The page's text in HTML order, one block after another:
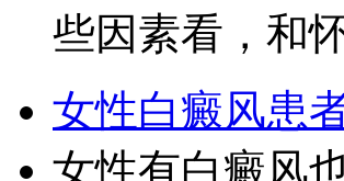
些因素看，和
女性白癜风患
女性有白癜风